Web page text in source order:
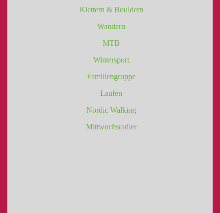
Klettern & Bouldern
Wandern
MTB
Wintersport
Familiengruppe
Laufen
Nordic Walking
Mittwochsradler